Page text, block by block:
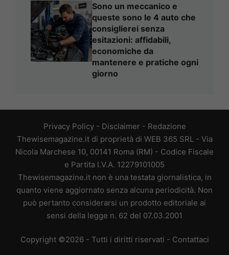
Sono un meccanico e
queste sono le 4 auto che
consiglierei senza
esitazioni: affidabili,
economiche da
mantenere e pratiche ogni
giorno
Privacy Policy- Disclaimer - Redazione
Thewisemagazine.it di proprietà di WEB 365 SRL - Via
Nicola Marchese 10, 00141 Roma (RM) - Codice Fiscale
e Partita I.V.A. 12279101005
Thewisemagazine.it non è una testata giornalistica, in
quanto viene aggiornato senza alcuna periodicità. Non
può pertanto considerarsi un prodotto editoriale ai
sensi della legge n. 62 del 07.03.2001
Copyright ©2026 - Tutti i diritti riservati - Contattaci